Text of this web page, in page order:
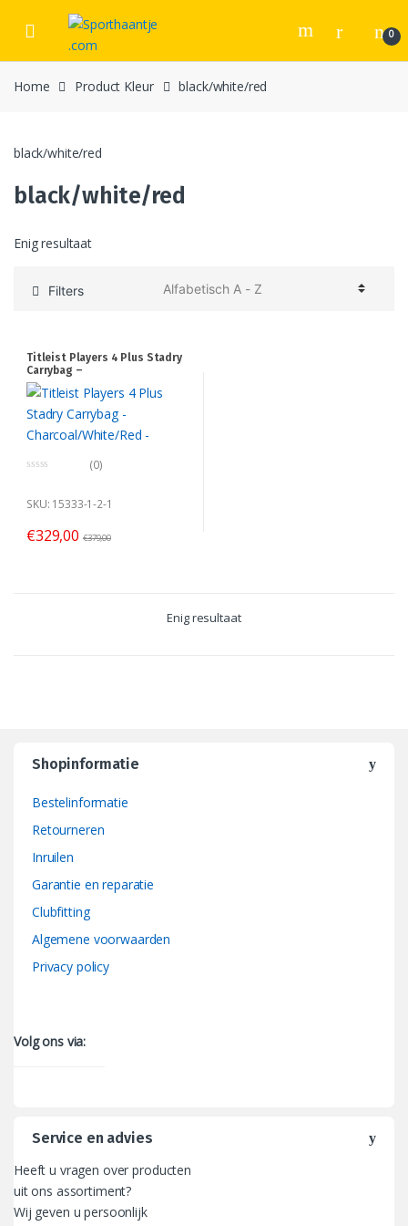
0
Home Product Kleur black/white/red
black/white/red
black/white/red
Enig resultaat
Filters
Titleist Players 4 Plus Stadry
Carrybag –
Charcoal/White/Red –
u
t
f
5
(0)
SKU: 15333-1-2-1
€329,00 €379,00
Enig resultaat
Shopinformatie
Bestelinformatie
Retourneren
Inruilen
Garantie en reparatie
Clubfitting
Algemene voorwaarden
Privacy policy
Volg ons via:
Service en advies
Heeft u vragen over producten
uit ons assortiment?
Wij geven u persoonlijk